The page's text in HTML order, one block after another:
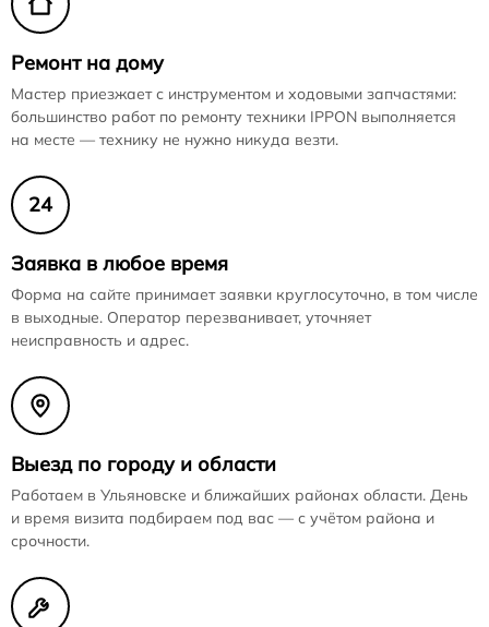
Ремонт на дому
Мастер приезжает с инструментом и ходовыми запчастями:
большинство работ по ремонту техники IPPON выполняется
на месте — технику не нужно никуда везти.
24
Заявка в любое время
Форма на сайте принимает заявки круглосуточно, в том числе
в выходные. Оператор перезванивает, уточняет
неисправность и адрес.
Выезд по городу и области
Работаем в Ульяновске и ближайших районах области. День
и время визита подбираем под вас — с учётом района и
срочности.